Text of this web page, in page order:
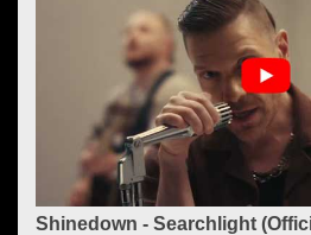
Shinedown - Searchlight